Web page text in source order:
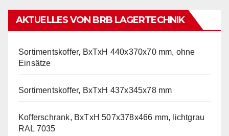
AKTUELLES VON BRB LAGERTECHNIK
Sortimentskoffer, BxTxH 440x370x70 mm, ohne
Einsätze
Sortimentskoffer, BxTxH 437x345x78 mm
Kofferschrank, BxTxH 507x378x466 mm, lichtgrau
RAL 7035